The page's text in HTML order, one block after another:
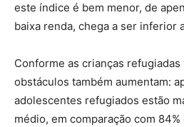
este índice é bem menor, de
baixa renda, chega a ser inferior
Conforme as crianças
obstáculos também aumentam:
adolescentes refugiados estão
médio, em comparação com